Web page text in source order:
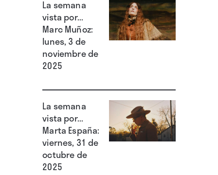
La semana
vista por...
Marc Muñoz:
lunes, 3 de
noviembre de
2025
La semana
vista por...
Marta España:
viernes, 31 de
octubre de
2025